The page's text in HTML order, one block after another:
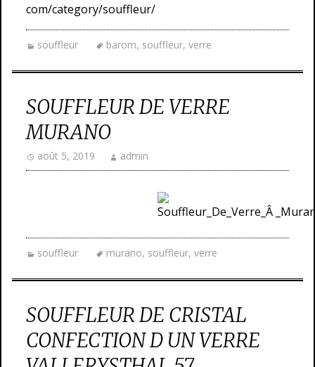
com/category/souffleur/
souffleur barom, souffleur, verre
SOUFFLEUR DE VERRE
MURANO
août 5, 2019 admin
souffleur murano, souffleur, verre
SOUFFLEUR DE CRISTAL
CONFECTION D UN VERRE